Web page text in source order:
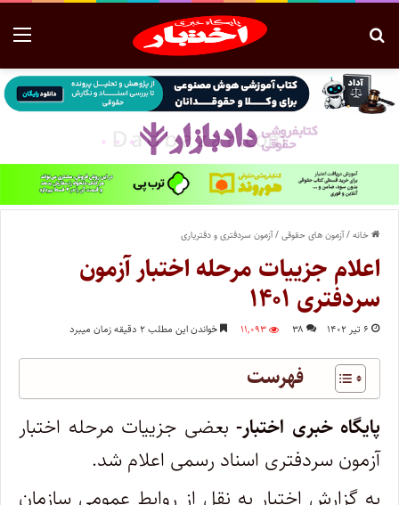
خانه/آزمون های حقوقی/آزمون سردفتری و دفتریاری
اعلام جزییات مرحله اختبار آزمون
سردفتری ۱۴۰۱
۶ تیر ۱۴۰۲ ۳۸ ۱۱,۰۹۳ خواندن این مطلب ۲ دقیقه زمان میبرد
فهرست
پایگاه خبری اختبار- بعضی جزییات مرحله اختبار
آزمون سردفتری اسناد رسمی اعلام شد.
به گزارش اختبار به نقل از روابط عمومی سازمان